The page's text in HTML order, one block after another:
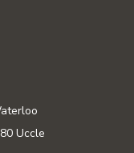
Uccle